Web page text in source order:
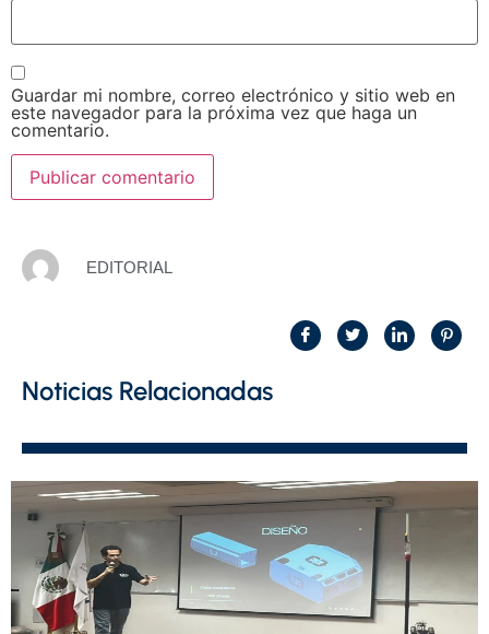
Guardar mi nombre, correo electrónico y sitio web en
este navegador para la próxima vez que haga un
comentario.
EDITORIAL
Noticias Relacionadas